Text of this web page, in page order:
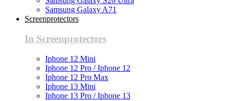
Samsung Galaxy A71
Screenprotectors
In Screenprotectors
Iphone 12 Mini
Iphone 12 Pro / Iphone 12
Iphone 12 Pro Max
Iphone 13 Mini
Iphone 13 Pro / Iphone 13